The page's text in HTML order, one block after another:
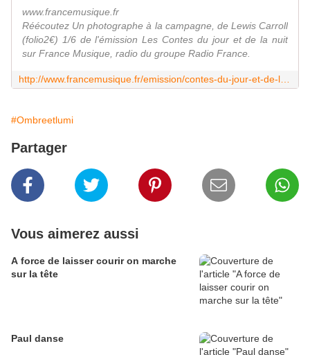
www.francemusique.fr
Réécoutez Un photographe à la campagne, de Lewis Carroll
(folio2€) 1/6 de l'émission Les Contes du jour et de la nuit
sur France Musique, radio du groupe Radio France.
#Ombreetlumi
Partager
Vous aimerez aussi
A force de laisser courir on marche
sur la tête
Paul danse